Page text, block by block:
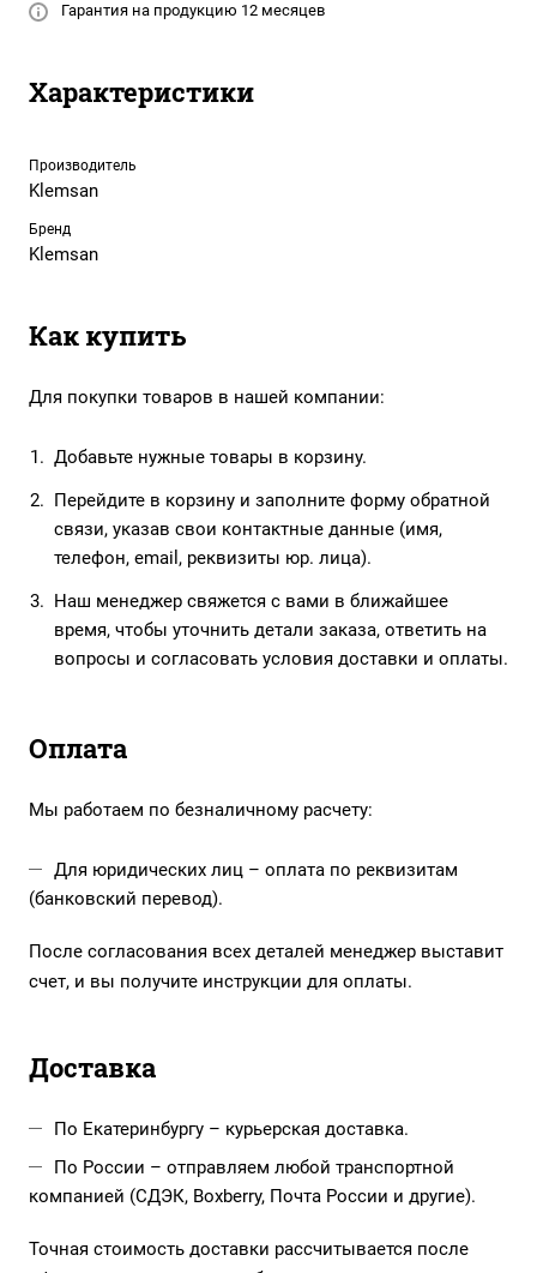
Гарантия на продукцию 12 месяцев
Характеристики
Производитель
Klemsan
Бренд
Klemsan
Как купить
Для покупки товаров в нашей компании:
Добавьте нужные товары в корзину.
Перейдите в корзину и заполните форму обратной
связи, указав свои контактные данные (имя,
телефон, email, реквизиты юр. лица).
Наш менеджер свяжется с вами в ближайшее
время, чтобы уточнить детали заказа, ответить на
вопросы и согласовать условия доставки и оплаты.
Оплата
Мы работаем по безналичному расчету:
Для юридических лиц – оплата по реквизитам
(банковский перевод).
После согласования всех деталей менеджер выставит
счет, и вы получите инструкции для оплаты.
Доставка
По Екатеринбургу – курьерская доставка.
По России – отправляем любой транспортной
компанией (СДЭК, Boxberry, Почта России и другие).
Точная стоимость доставки рассчитывается после